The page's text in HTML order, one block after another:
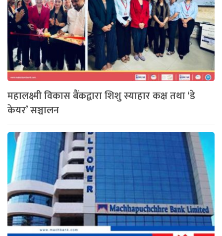
महालक्ष्मी विकास बैंकद्वारा शिशु स्याहार कक्ष तथा ‘डे
केयर’ सञ्चालन